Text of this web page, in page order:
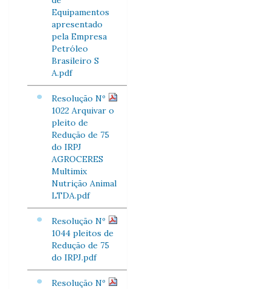
Equipamentos
apresentado
pela Empresa
Petróleo
Brasileiro S
A.pdf
Resolução Nº
1022 Arquivar o
pleito de
Redução de 75
do IRPJ
AGROCERES
Multimix
Nutrição Animal
LTDA.pdf
Resolução Nº
1044 pleitos de
Redução de 75
do IRPJ.pdf
Resolução Nº